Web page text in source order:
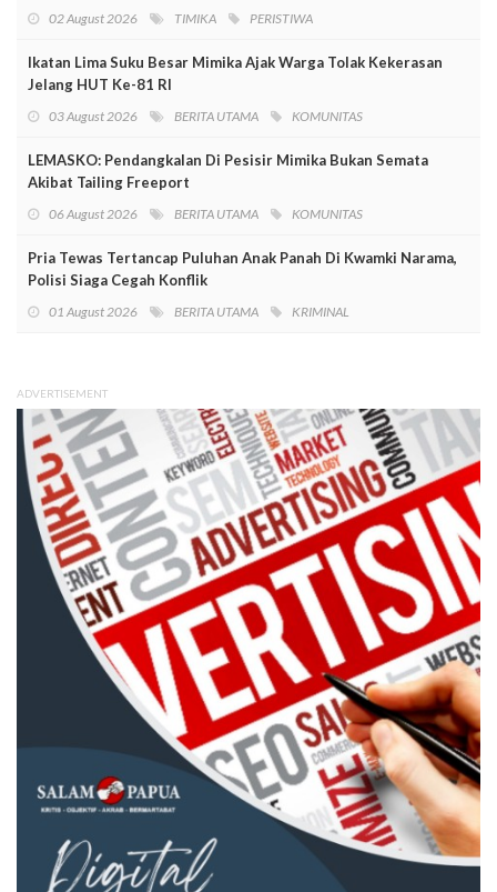
02 August 2026 TIMIKA PERISTIWA
Ikatan Lima Suku Besar Mimika Ajak Warga Tolak Kekerasan
Jelang HUT Ke-81 RI
03 August 2026 BERITA UTAMA KOMUNITAS
LEMASKO: Pendangkalan Di Pesisir Mimika Bukan Semata
Akibat Tailing Freeport
06 August 2026 BERITA UTAMA KOMUNITAS
Pria Tewas Tertancap Puluhan Anak Panah Di Kwamki Narama,
Polisi Siaga Cegah Konflik
01 August 2026 BERITA UTAMA KRIMINAL
ADVERTISEMENT